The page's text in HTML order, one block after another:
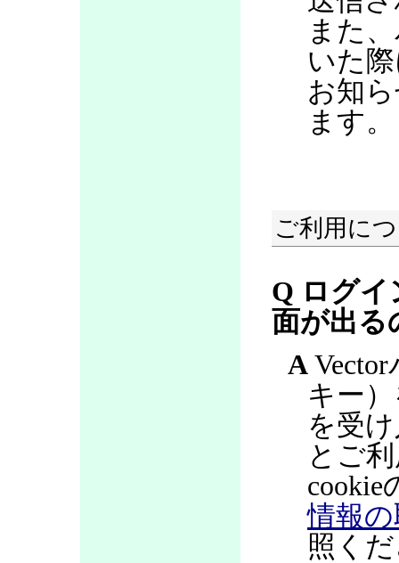
また
いた
お知
ます。
ご利用に
Q ログ
面が出る
A
キー
を受
とご
cookie
情報
照く